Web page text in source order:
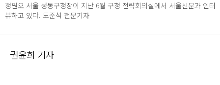
정원오 서울 성동구청장이 지난 6월 구청 전략회의실에서 서울신문과 인터
뷰하고 있다. 도준석 전문기자
권윤희 기자